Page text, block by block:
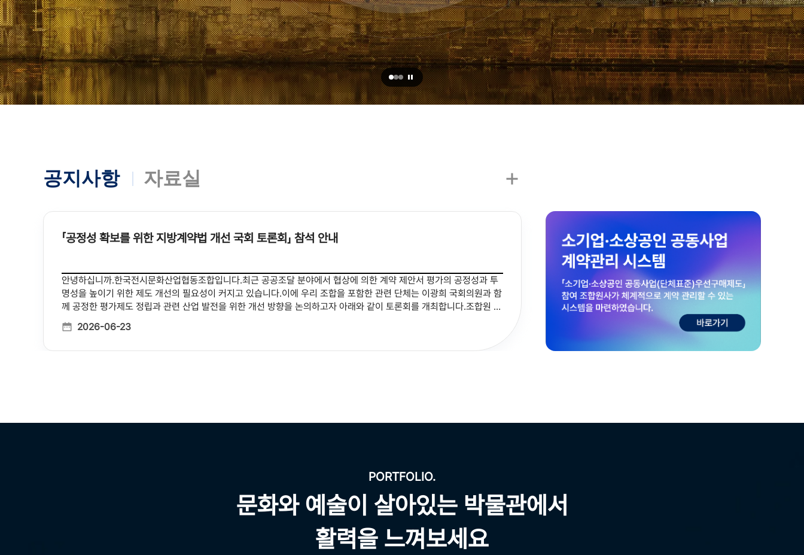
공지사항 자료실
「공정성 확보를 위한 지방계약법 개선 국회 토론회」 참석 안내
안녕하십니까.한국전시문화산업협동조합입니다.최근 공공조달 분야에서 협상에 의한 계약 제안서 평가의 공정성과 투
명성을 높이기 위한 제도 개선의 필요성이 커지고 있습니다.이에 우리 조합을 포함한 관련 단체는 이광희 국회의원과 함
께 공정한 평가제도 정립과 관련 산업 발전을 위한 개선 방향을 논의하고자 아래와 같이 토론회를 개최합니다.조합원 여
러분의 많은 관심과 참여를 부탁드립니다. -다 음-□ 행사 개요 ❍ 주 제 : 공정성 확보를 위한 지방계약법 개선 토론회 -
협상에 의한 계약을 중심으로 - ❍ 일 시 : 2026년 7월 8일(수) 14:00 ❍ 장 소 : 국회도서관 대강당 ❍ 주 최 : 국회의원
이광희, 김태년, 허종식, 김문수, 김윤, 문금주, 박홍배, 송재봉, 양부남, 이주희, 중소기업중앙회, 한국전시문화산업협동
2026-06-23
2026년도 「품질관리담당자 양성」 교육 안내
전시물 제작·설치산업의 품질 경쟁력 제고와 체계적인 품질관
당자 양성」 교육’을 다음과 같이 실시하오니, 귀사에서 교육이
니다. - 다 음 -□ 교육 내용 ❍ 목 적 : 전시물제작·설치산업에 적합한 단체표준 품질관리자 양성교육을 통한 공공전시서
비스 단체표준 품질수준 향상 ❍ 일 시 : 2026년 7월 20일(
3층, 중회의실 4(서울특별시 마포구 성암로 189) ❍ 교 육 비 :
증심사에 필요한 품질관리담당자 자격 취득 희망자, 20명 이
508-2337 접수시스템 문의 : 이서영 대리 ☏070-7882-
PORTFOLIO.
문화와 예술이 살아있는 박물관에서
활력을 느껴보세요